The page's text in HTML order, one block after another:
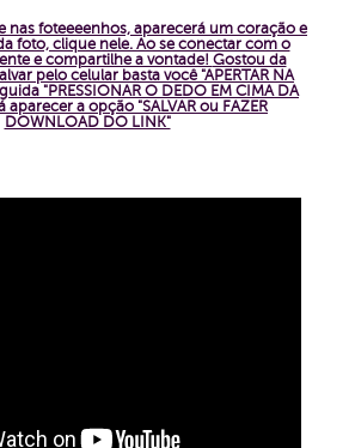
nas foteeeenhos, aparecerá um coração e
foto, clique nele. Ao se conectar com o
e compartilhe a vontade! Gostou da
pelo celular basta você "APERTAR NA
"PRESSIONAR O DEDO EM CIMA DA
aparecer a opção "SALVAR ou FAZER
DOWNLOAD DO LINK"